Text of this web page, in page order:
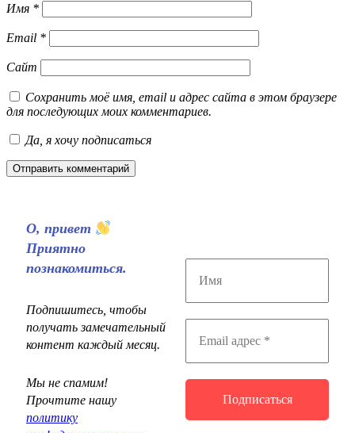
Имя *
Email *
Сайт
Сохранить моё имя, email и адрес сайта в этом браузере
для последующих моих комментариев.
Да, я хочу подписаться
О, привет
Приятно
познакомиться.
Подпишитесь, чтобы
получать замечательный
контент каждый месяц.
Мы не спамим!
Прочтите нашу
политику